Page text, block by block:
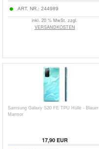
ART. NR.: 244989
inkl. 20 % MwSt. zzgl.
VERSANDKOSTEN
Samsung Galaxy S20 FE TPU Hülle - Blauer
Marmor
17,90EUR